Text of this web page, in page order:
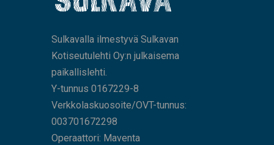
Sulkavalla ilmestyvä Sulkavan
Kotiseutulehti Oy:n julkaisema
paikallislehti.
Y-tunnus 0167229-8
Verkkolaskuosoite/OVT-tunnus:
003701672298
Operaattori: Maventa